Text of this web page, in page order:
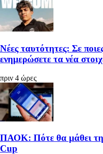
Νέες ταυτότητες: Σε
ενημερώσετε τα νέα
πριν 4 ώρες
ΠΑΟΚ: Πότε θα μάθει
Cup